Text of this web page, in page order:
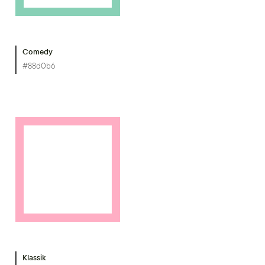
Comedy
#88d0b6
Klassik